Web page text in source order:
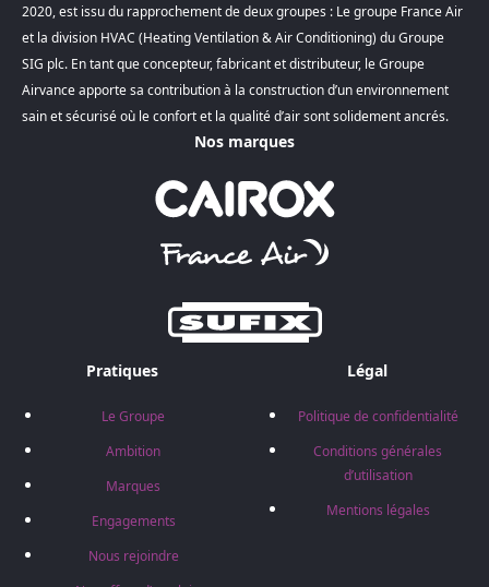
2020, est issu du rapprochement de deux groupes : Le groupe France Air
et la division HVAC (Heating Ventilation & Air Conditioning) du Groupe
SIG plc. En tant que concepteur, fabricant et distributeur, le Groupe
Airvance apporte sa contribution à la construction d’un environnement
sain et sécurisé où le confort et la qualité d’air sont solidement ancrés.
Nos marques
Pratiques
Le Groupe
Ambition
Marques
Engagements
Nous rejoindre
Légal
Politique de confidentialité
Conditions générales
d’utilisation
Mentions légales